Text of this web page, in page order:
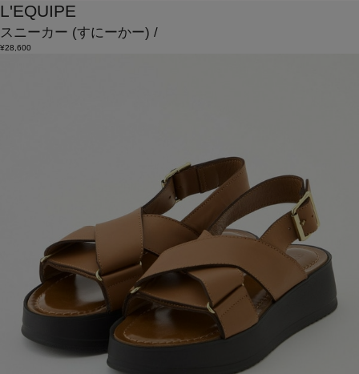
L'EQUIPE
スニーカー (すにーかー) /
¥28,600